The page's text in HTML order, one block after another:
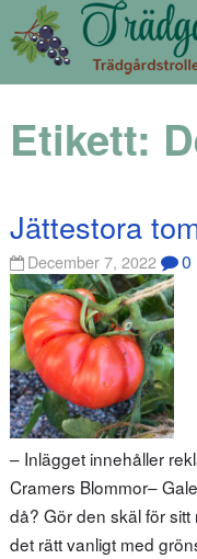
Etikett:
Jättestora
December 7, 2022 0
– Inlägget innehåller
Cramers Blommor–
då? Gör den skäl för
det rätt vanligt med